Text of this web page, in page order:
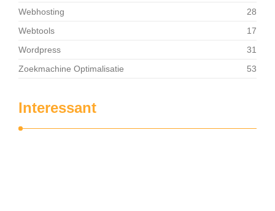
Webhosting
28
Webtools
17
Wordpress
31
Zoekmachine Optimalisatie
53
Interessant